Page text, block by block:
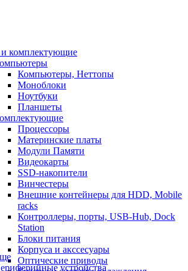
комплектующие
Компьютеры, Неттопы
Моноблоки
Ноутбуки
Планшеты
Процессоры
Материнские платы
Модули Памяти
Видеокарты
SSD-накопители
Винчестеры
Внешние контейнеры для HDD, Mobile
racks
Контроллеры, порты, USB-Hub, Dock
Station
Блоки питания
Корпуса и акссесуары
Оптические приводы
устройства